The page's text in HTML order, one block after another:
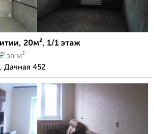
20м², 1/1 этаж
₽ за м²
Дачная 452